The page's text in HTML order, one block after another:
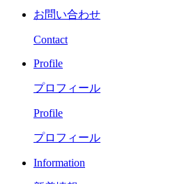
お問い合わせ
Contact
Profile
プロフィール
Profile
プロフィール
Information